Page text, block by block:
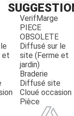
et
VerifMarge
PIECE
OBSOLETE
Diffusé sur le
site (Ferme et
jardin)
Braderie
Diffusé site
Cloué occasion
Pièce